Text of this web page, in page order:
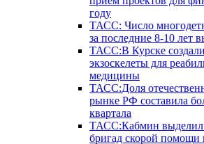
году
ТАСС: Число
за последние 8-10 лет
ТАСС:В Курске
экзоскелеты для
медицины
ТАСС:Доля
рынке РФ составила
квартала
ТАСС:Кабмин выделил
бригад скорой помощи